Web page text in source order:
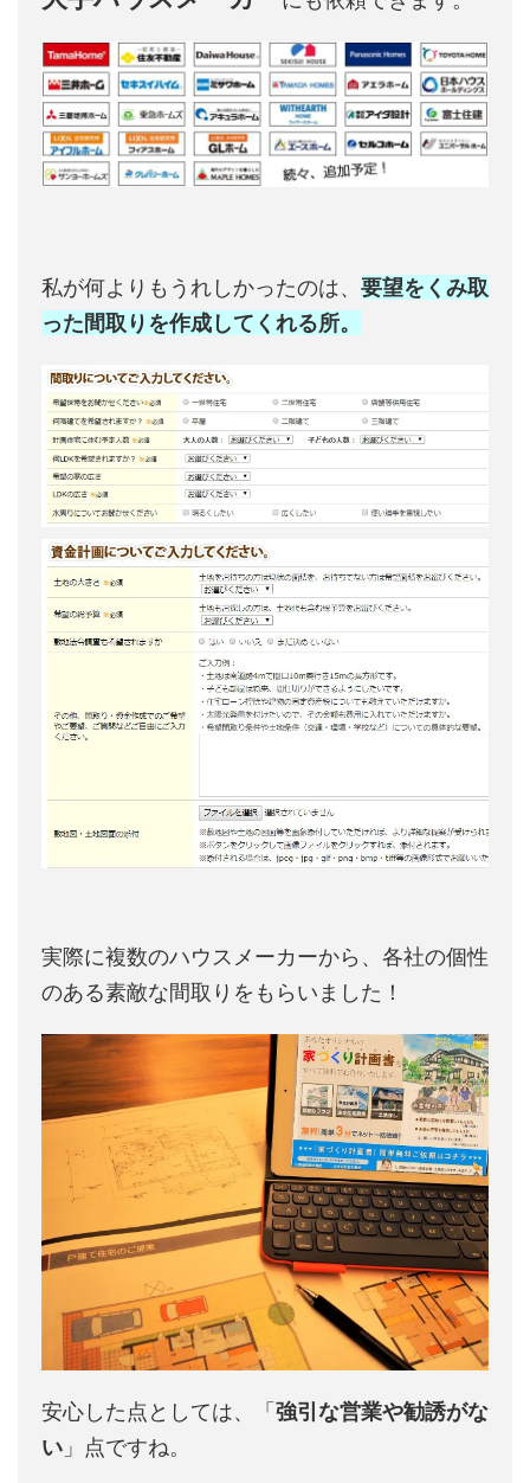
私が何よりもうれしかったのは、 要望をくみ取
った間取りを作成してくれる所。
実際に複数のハウスメーカーから、各社の個性
のある素敵な間取りをもらいました！
安心した点としては、「強引な営業や勧誘がな
い 」点ですね。